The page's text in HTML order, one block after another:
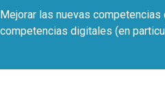
Mejorar las nuevas competencias
competencias digitales (en